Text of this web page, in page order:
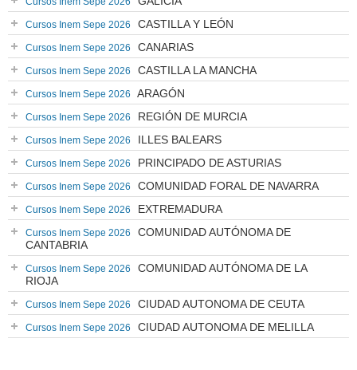
Cursos Inem Sepe 2026 CASTILLA Y LEÓN
Cursos Inem Sepe 2026 CANARIAS
Cursos Inem Sepe 2026 CASTILLA LA MANCHA
Cursos Inem Sepe 2026 ARAGÓN
Cursos Inem Sepe 2026 REGIÓN DE MURCIA
Cursos Inem Sepe 2026 ILLES BALEARS
Cursos Inem Sepe 2026 PRINCIPADO DE ASTURIAS
Cursos Inem Sepe 2026 COMUNIDAD FORAL DE NAVARRA
Cursos Inem Sepe 2026 EXTREMADURA
Cursos Inem Sepe 2026
COMUNIDAD AUTÓNOMA DE
CANTABRIA
Cursos Inem Sepe 2026
COMUNIDAD AUTÓNOMA DE LA
RIOJA
Cursos Inem Sepe 2026 CIUDAD AUTONOMA DE CEUTA
Cursos Inem Sepe 2026 CIUDAD AUTONOMA DE MELILLA